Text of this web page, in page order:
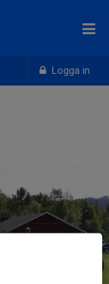
Logga in